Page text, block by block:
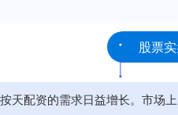
股票
配资的需求日益增长。市场